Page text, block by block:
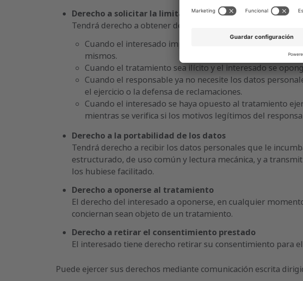
Derecho a solicitar la limitación de su tratamiento
Tendrá derecho a obtener del responsable del tratamiento
Cuando el interesado impugne la exactitud de los
mismos.
Cuando el tratamiento sea ilícito y el interesado se
Cuando el responsable ya no necesite los datos
el ejercicio o la defensa de reclamaciones.
Cuando el interesado se haya opuesto al tratamiento
mientras se verifica si los motivos legítimos del
Derecho a la portabilidad de los datos
Tendrá derecho a recibir los datos personales que le
estructurado, de uso común y lectura mecánica, y a
los hubiese facilitado.
Derecho a oponerse al tratamiento
El derecho del interesado a oponerse, en cualquier
conciernan sean objeto de un tratamiento.
Derecho a retirar el consentimiento prestado
El interesado tiene derecho retirar su consentimiento para
Puede ejercer sus derechos mediante comunicación escrita